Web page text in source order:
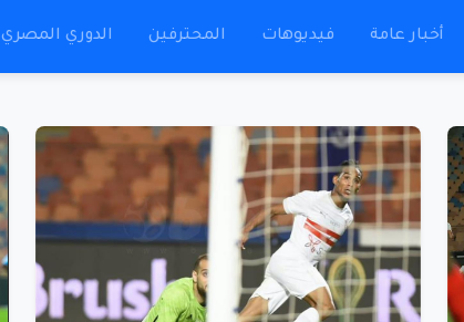
أخبار عامة فيديوهات المحترفين الدوري المصري